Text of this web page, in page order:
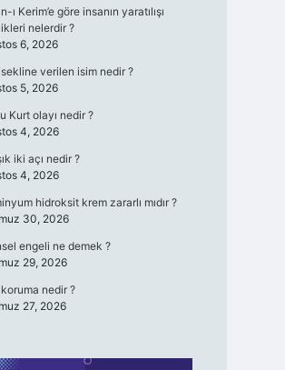
ı Kerim’e göre insanın yaratılışı
nelerdir ?
6, 2026
sekline verilen isim nedir ?
5, 2026
Kurt olayı nedir ?
4, 2026
iki açı nedir ?
4, 2026
hidroksit krem zararlı mıdır ?
30, 2026
engeli ne demek ?
29, 2026
koruma nedir ?
27, 2026